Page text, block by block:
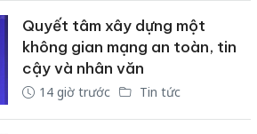
Quyết tâm xây dựng một
không gian mạng an toàn, tin
cậy và nhân văn
14 giờ trước Tin tức